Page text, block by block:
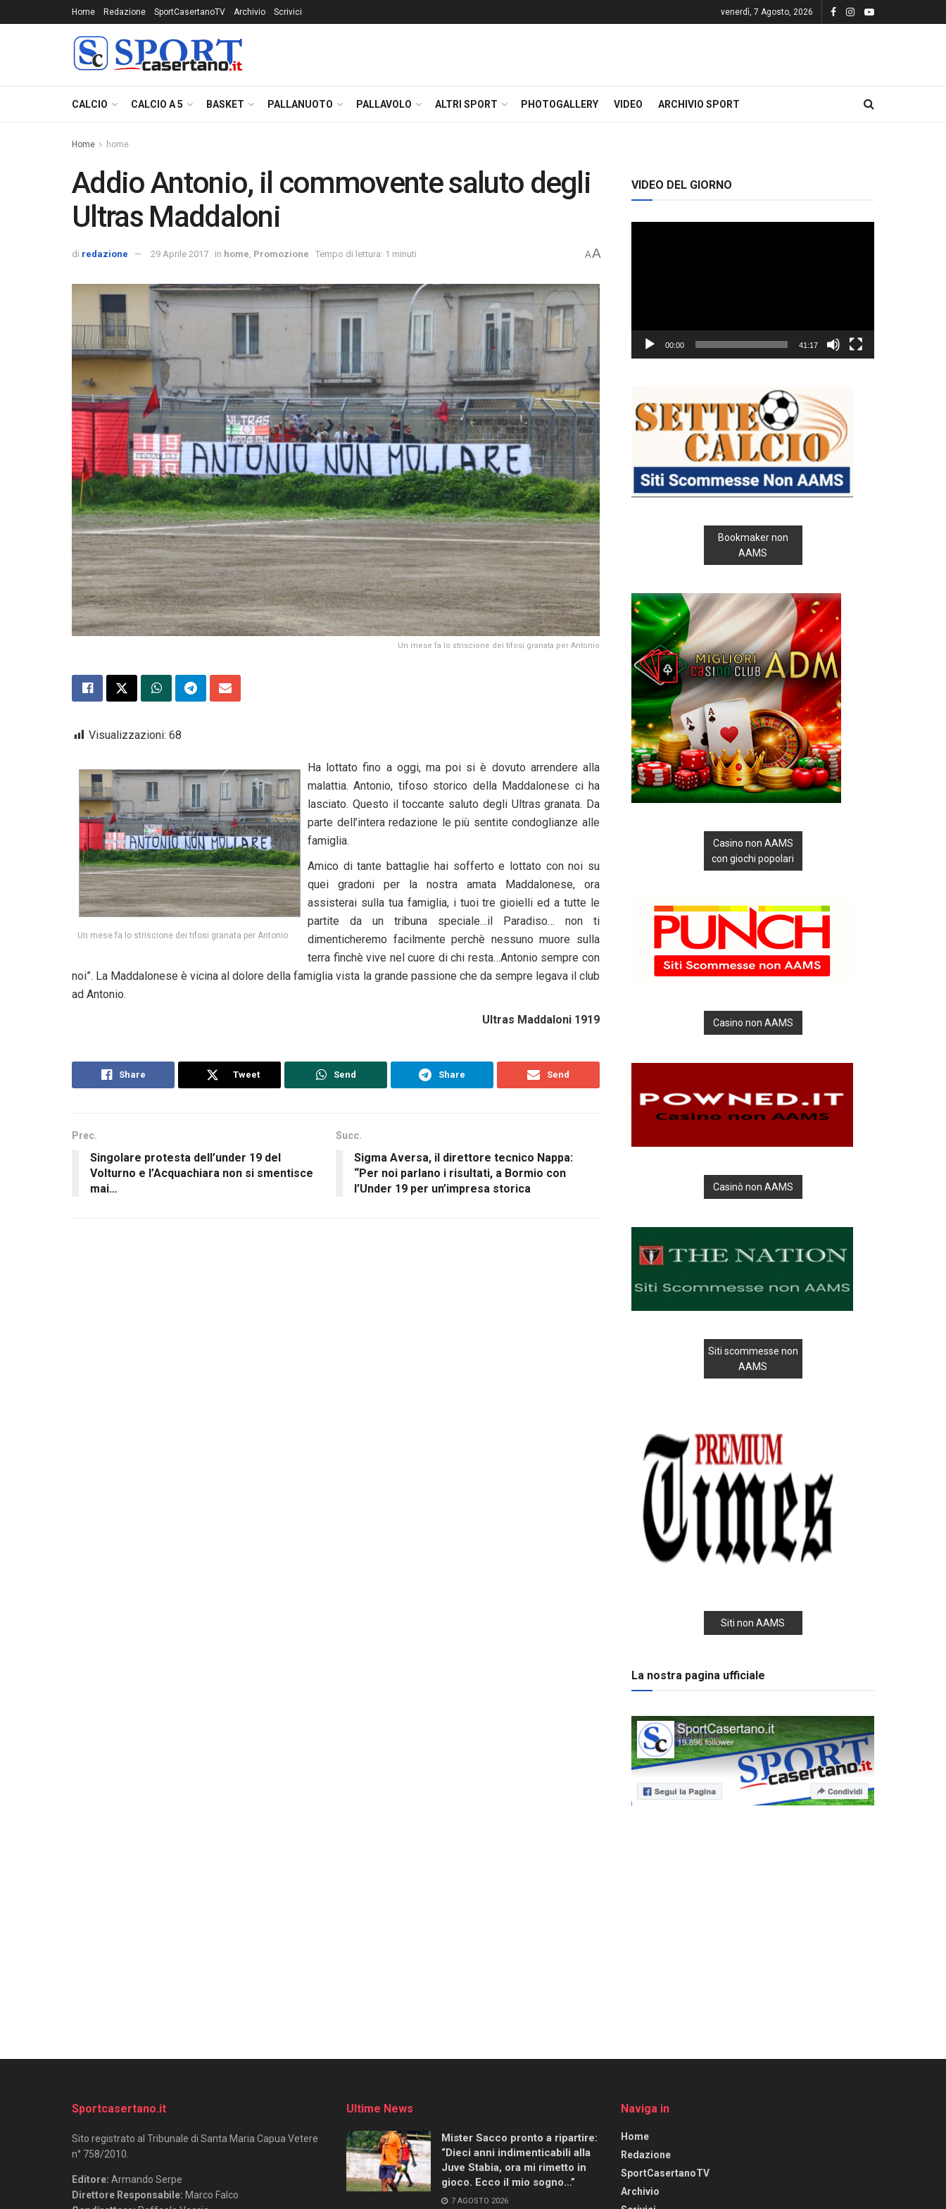
Home Redazione SportCasertanoTV Archivio Scrivici venerdì, 7 Agosto, 2026
CALCIO CALCIO A 5 BASKET PALLANUOTO PALLAVOLO ALTRI SPORT PHOTOGALLERY VIDEO ARCHIVIO SPORT
Home home
Addio Antonio, il commovente saluto degli
Ultras Maddaloni
di redazione 29 Aprile 2017 in home Promozione Tempo di lettura: 1 minuti AA
Un mese fa lo striscione dei tifosi granata per Antonio
Visualizzazioni: 68
Un mese fa lo striscione dei tifosi granata per Antonio
Ha lottato fino a oggi, ma poi si è dovuto arrendere alla
malattia. Antonio, tifoso storico della Maddalonese ci ha
lasciato. Questo il toccante saluto degli Ultras granata. Da
parte dell’intera redazione le più sentite condoglianze alle
famiglia.
Amico di tante battaglie hai sofferto e lottato con noi su
quei gradoni per la nostra amata Maddalonese, ora
assisterai sulla tua famiglia, i tuoi tre gioielli ed a tutte le
partite da un tribuna speciale…il Paradiso… non ti
dimenticheremo facilmente perchè nessuno muore sulla
terra finchè vive nel cuore di chi resta…Antonio sempre con
noi”. La Maddalonese è vicina al dolore della famiglia vista la grande passione che da sempre legava il club
ad Antonio.
Ultras Maddaloni 1919
Share Tweet Send Share Send
Prec.
Singolare protesta dell’under 19 del
Volturno e l’Acquachiara non si smentisce
mai…
Succ.
Sigma Aversa, il direttore tecnico Nappa:
“Per noi parlano i risultati, a Bormio con
l’Under 19 per un’impresa storica
VIDEO DEL GIORNO
00:00 41:17
Bookmaker non
AAMS
Casino non AAMS
con giochi popolari
Casino non AAMS
Casinò non AAMS
Siti scommesse non
AAMS
Siti non AAMS
La nostra pagina ufficiale
Sportcasertano.it
Sito registrato al Tribunale di Santa Maria Capua Vetere
n° 758/2010.
Editore: Armando Serpe
Direttore Responsabile: Marco Falco
Ultime News
Mister Sacco pronto a ripartire:
“Dieci anni indimenticabili alla
Juve Stabia, ora mi rimetto in
gioco. Ecco il mio sogno…”
7 AGOSTO 2026
Naviga in
Home
Redazione
SportCasertanoTV
Archivio